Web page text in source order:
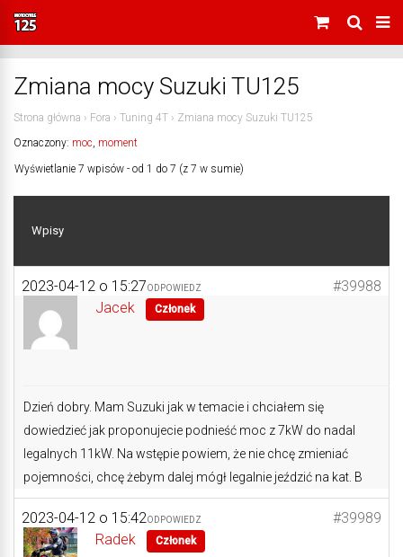
Zmiana mocy Suzuki TU125
Strona główna › Fora › Tuning 4T › Zmiana mocy Suzuki TU125
Oznaczony: moc, moment
Wyświetlanie 7 wpisów - od 1 do 7 (z 7 w sumie)
Wpisy
2023-04-12 o 15:27 #39988
ODPOWIEDZ
Jacek Członek
Dzień dobry. Mam Suzuki jak w temacie i chciałem się
dowiedzieć jak proponujecie podnieść moc z 7kW do nadal
legalnych 11kW. Na wstępie powiem, że nie chcę zmieniać
pojemności, chcę żebym dalej mógł legalnie jeździć na kat. B
2023-04-12 o 15:42 #39989
ODPOWIEDZ
Radek Członek